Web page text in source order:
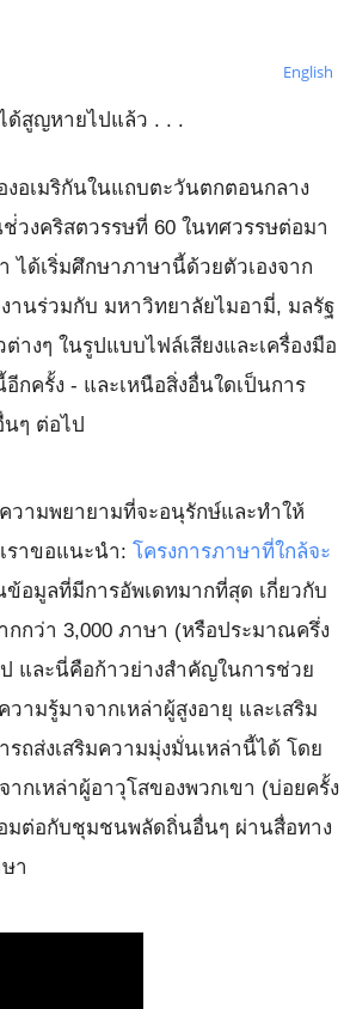
English
ด้สูญหายไปแล้ว . . .
อเมริกันในแถบตะวันตกตอนกลาง
วงคริสตวรรษที่ 60 ในทศวรรษต่อมา
ได้เริ่มศึกษาภาษานี้ด้วยตัวเองจาก
านร่วมกับ มหาวิทยาลัยไมอามี่, มลรัฐ
ต่างๆ ในรูปแบบไฟล์เสียงและเครื่องมือ
กครั้ง - และเหนือสิ่งอื่นใดเป็นการ
นๆ ต่อไป
วามพยายามที่จะอนุรักษ์และทำให้
ราขอแนะนำ: โครงการภาษาที่ใกล้จะ
อมูลที่มีการอัพเดทมากที่สุด เกี่ยวกับ
กว่า 3,000 ภาษา (หรือประมาณครึ่ง
และนี่คือก้าวย่างสำคัญในการช่วย
มรู้มาจากเหล่าผู้สูงอายุ และเสริม
ถส่งเสริมความมุ่งมั่นเหล่านี้ได้ โดย
กเหล่าผู้อาวุโสของพวกเขา (บ่อยครั้ง
มต่อกับชุมชนพลัดถิ่นอื่นๆ ผ่านสื่อทาง
า